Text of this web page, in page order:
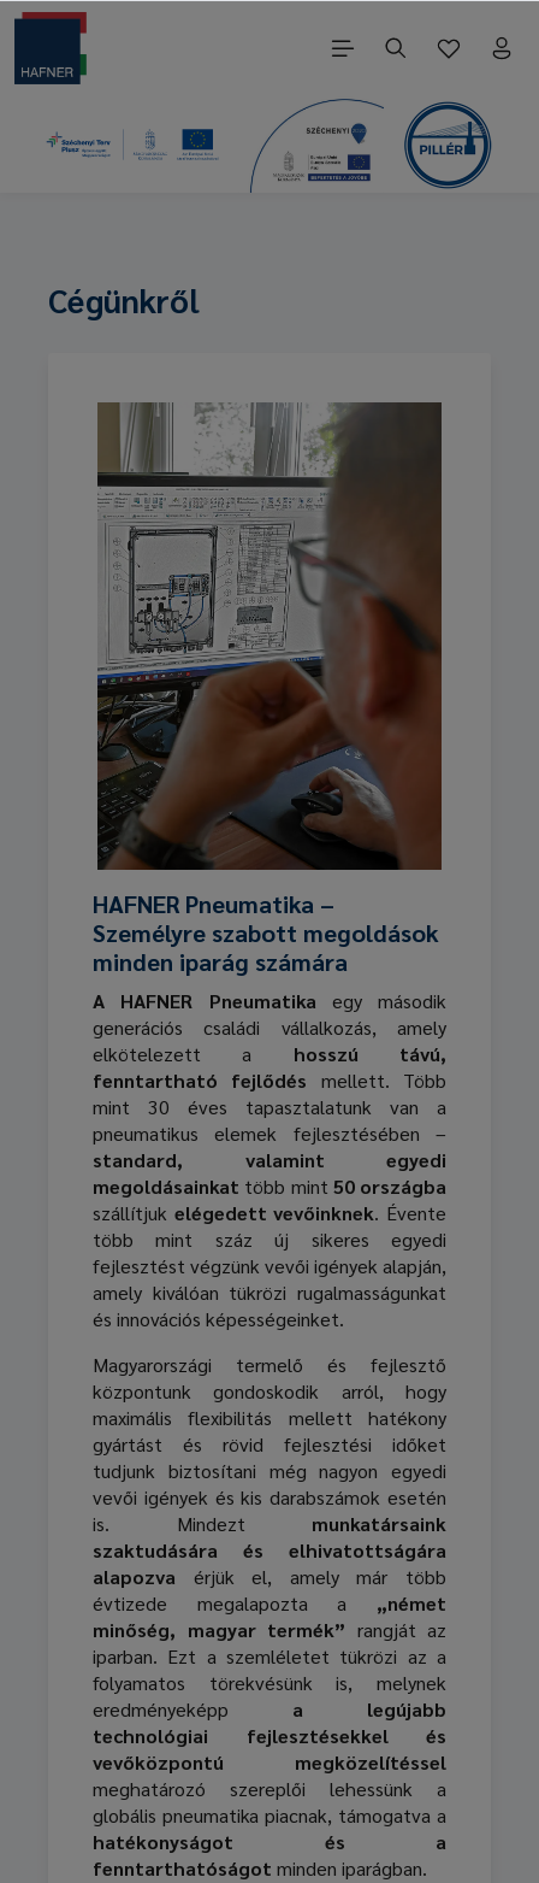
Cégünkről
HAFNER Pneumatika –
Személyre szabott megoldások
minden iparág számára
A HAFNER Pneumatika egy második
generációs családi vállalkozás, amely
elkötelezett a hosszú távú,
fenntartható fejlődés mellett. Több
mint 30 éves tapasztalatunk van a
pneumatikus elemek fejlesztésében –
standard, valamint egyedi
megoldásainkat több mint 50 országba
szállítjuk elégedett vevőinknek. Évente
több mint száz új sikeres egyedi
fejlesztést végzünk vevői igények alapján,
amely kiválóan tükrözi rugalmasságunkat
és innovációs képességeinket.
Magyarországi termelő és fejlesztő
központunk gondoskodik arról, hogy
maximális flexibilitás mellett hatékony
gyártást és rövid fejlesztési időket
tudjunk biztosítani még nagyon egyedi
vevői igények és kis darabszámok esetén
is. Mindezt munkatársaink
szaktudására és elhivatottságára
alapozva érjük el, amely már több
évtizede megalapozta a „német
minőség, magyar termék” rangját az
iparban. Ezt a szemléletet tükrözi az a
folyamatos törekvésünk is, melynek
eredményeképp a legújabb
technológiai fejlesztésekkel és
vevőközpontú megközelítéssel
meghatározó szereplői lehessünk a
globális pneumatika piacnak, támogatva a
hatékonyságot és a
fenntarthatóságot minden iparágban.